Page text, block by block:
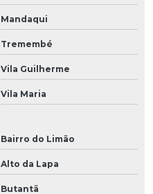
Mandaqui
Tremembé
Vila Guilherme
Vila Maria
Bairro do Limão
Alto da Lapa
Butantã